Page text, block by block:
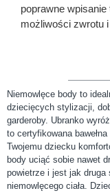
poprawne
możliwości zwrotu
Niemowlęce body to
dziecięcych stylizacji,
garderoby. Ubranko
to certyfikowana
Twojemu dziecku
body uciąć sobie nawet
powietrze i jest jak druga
niemowlęcego ciała.